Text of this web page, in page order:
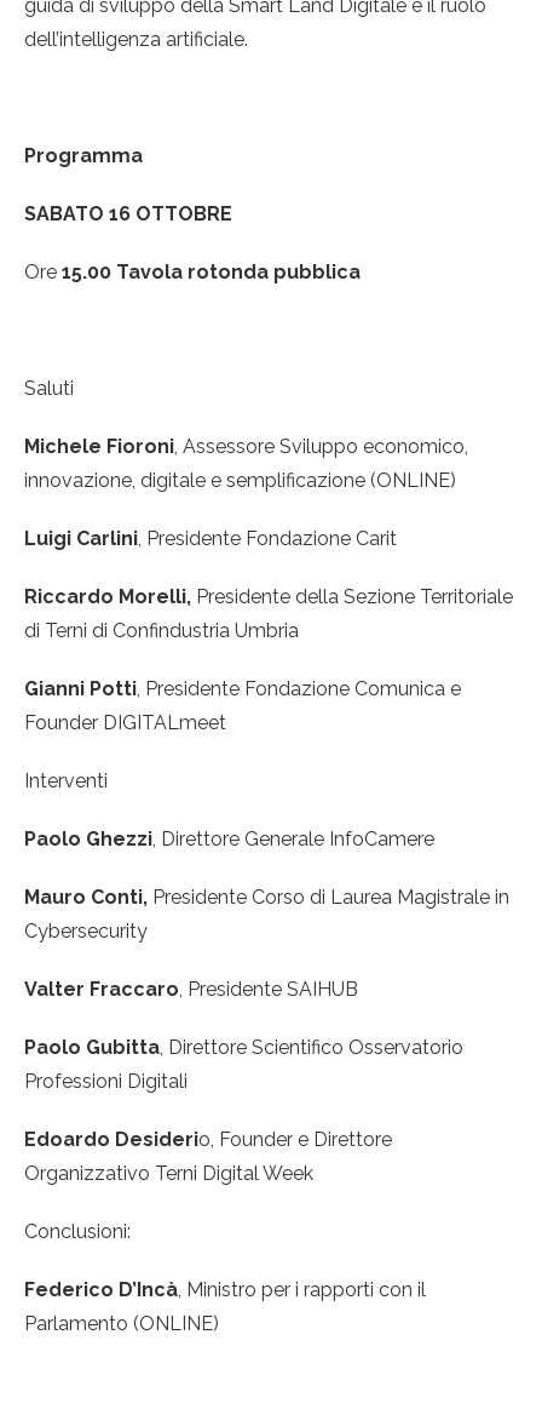
guida di sviluppo della Smart Land Digitale e il ruolo
dell’intelligenza artificiale.
Programma
SABATO 16 OTTOBRE
Ore 15.00 Tavola rotonda pubblica
Saluti
Michele Fioroni, Assessore Sviluppo economico,
innovazione, digitale e semplificazione (ONLINE)
Luigi Carlini, Presidente Fondazione Carit
Riccardo Morelli, Presidente della Sezione Territoriale
di Terni di Confindustria Umbria
Gianni Potti, Presidente Fondazione Comunica e
Founder DIGITALmeet
Interventi
Paolo Ghezzi, Direttore Generale InfoCamere
Mauro Conti, Presidente Corso di Laurea Magistrale in
Cybersecurity
Valter Fraccaro, Presidente SAIHUB
Paolo Gubitta, Direttore Scientifico Osservatorio
Professioni Digitali
Edoardo Desiderio, Founder e Direttore
Organizzativo Terni Digital Week
Conclusioni:
Federico D’Incà, Ministro per i rapporti con il
Parlamento (ONLINE)